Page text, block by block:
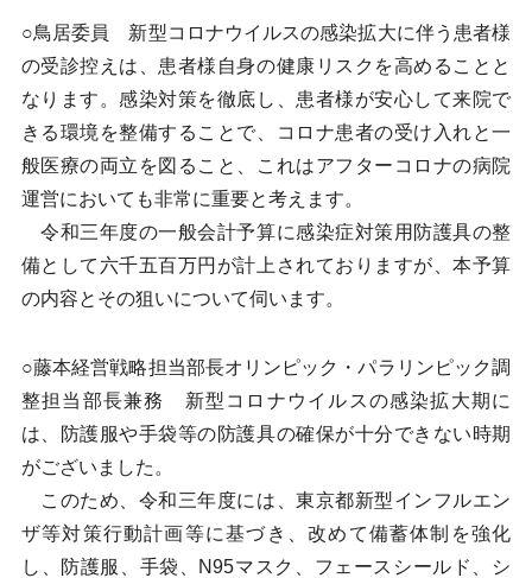
○鳥居委員 新型コロナウイルスの感染拡大に伴う患者様
の受診控えは、患者様自身の健康リスクを高めることと
なります。感染対策を徹底し、患者様が安心して来院で
きる環境を整備することで、コロナ患者の受け入れと一
般医療の両立を図ること、これはアフターコロナの病院
運営においても非常に重要と考えます。
令和三年度の一般会計予算に感染症対策用防護具の整
備として六千五百万円が計上されておりますが、本予算
の内容とその狙いについて伺います。
○藤本経営戦略担当部長オリンピック・パラリンピック調
整担当部長兼務 新型コロナウイルスの感染拡大期に
は、防護服や手袋等の防護具の確保が十分できない時期
がございました。
このため、令和三年度には、東京都新型インフルエン
ザ等対策行動計画等に基づき、改めて備蓄体制を強化
し、防護服、手袋、N95マスク、フェースシールド、シ